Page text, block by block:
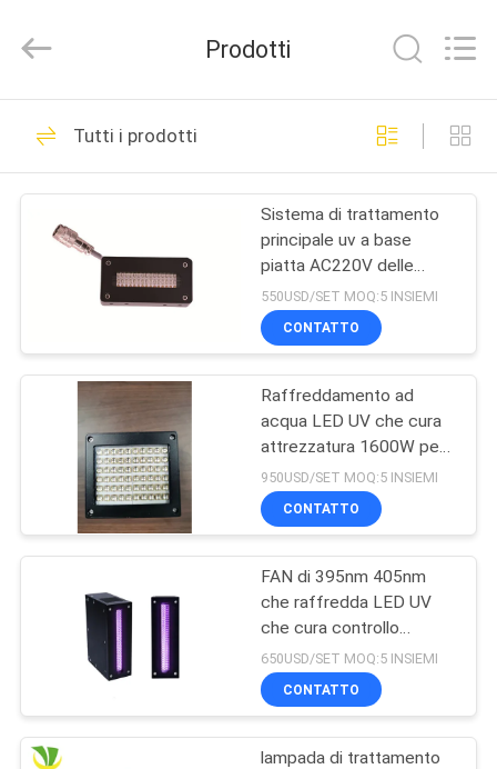
CASA
PRODOTTI
CIRCA
GIRO
DELLA
FABBRICA
CONTROLLO
DI
QUALITÀ
CONTATTICI
NOTIZIE
Syochi
Electronics
All
Reserved.
LED UV che cura
70
LED UV che cura
attrezzatura
79
Punto UV del LED
che cura sistema
Prodotti
Tutti i prodotti
Sistema di trattamento
principale uv a base
piatta AC220V delle
stampanti 365nm
regolabile
550USD/SET MOQ:5 INSIEMI
CONTATTO
Raffreddamento ad
acqua LED UV che cura
attrezzatura 1600W per
la stampante a base
piatta
950USD/SET MOQ:5 INSIEMI
CONTATTO
FAN di 395nm 405nm
che raffredda LED UV
che cura controllo
livellato dell'attrezzatura
650USD/SET MOQ:5 INSIEMI
CONTATTO
lampada di trattamento